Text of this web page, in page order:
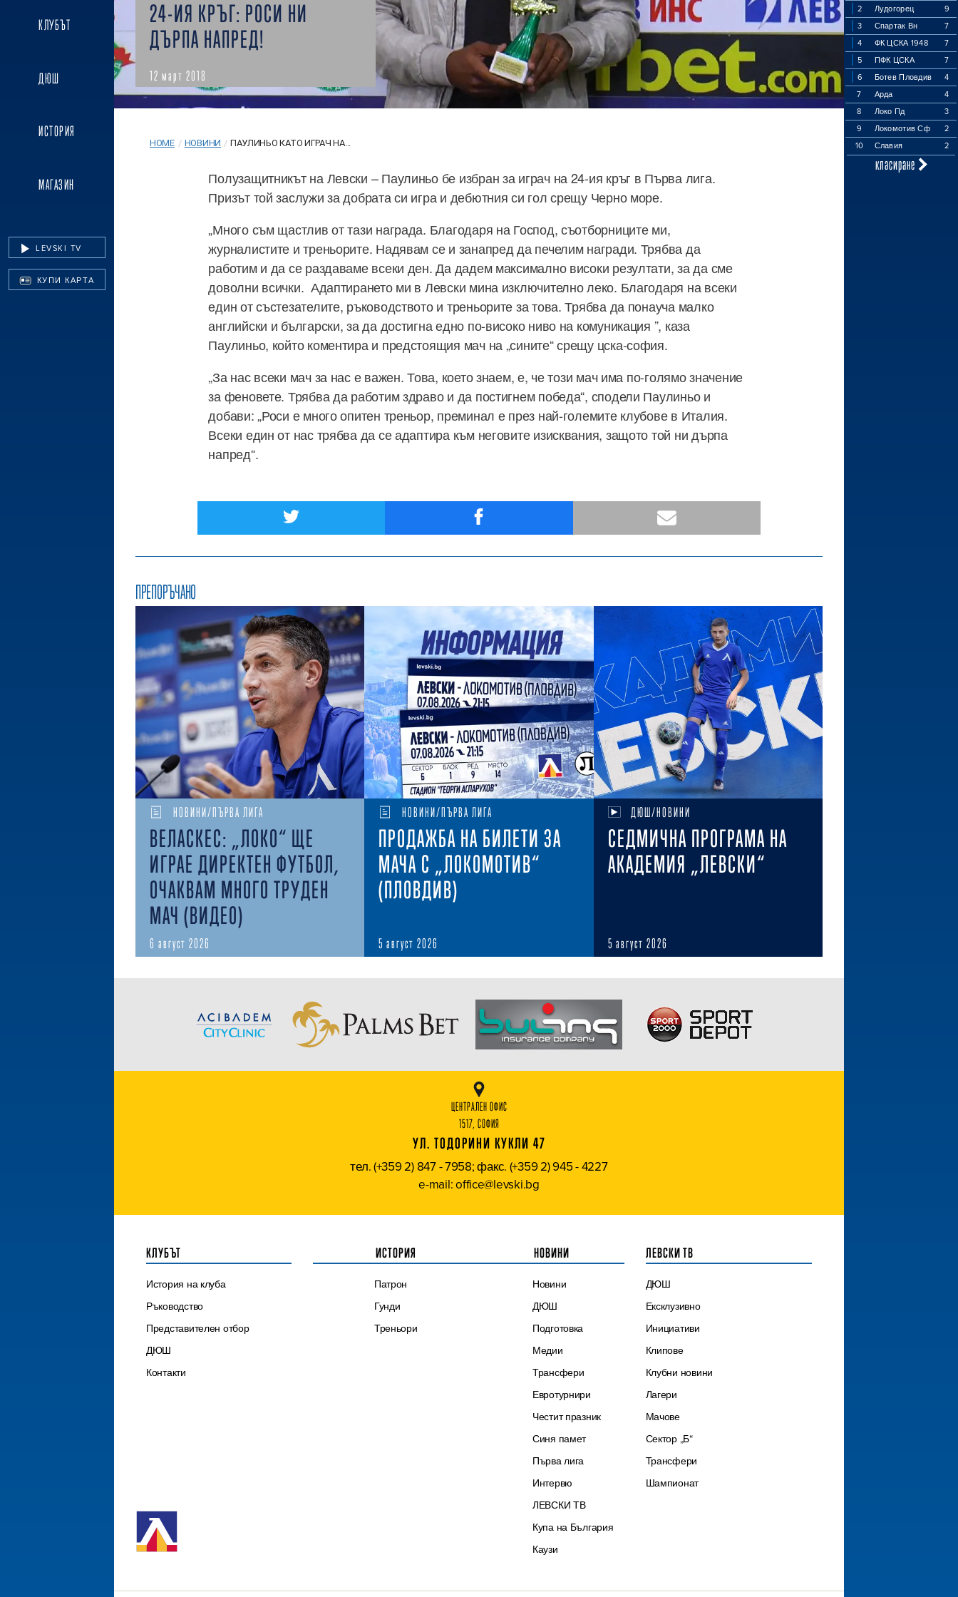
КЛУБЪТ
ДЮШ
ИСТОРИЯ
МАГАЗИН
LEVSKI TV
КУПИ КАРТА
2 Лудогорец
9
3
Спартак Вн
7
4
ФК ЦСКА 1948
7
5
ПФК ЦСКА
7
6
Ботев Пловдив
4
7
Арда
4
8
Локо Пд
3
9
Локомотив Сф
2
10
Славия 2
класиране
24-ИЯ КРЪГ: РОСИ НИ
ДЪРПА НАПРЕД!
12 март 2018
HOME / НОВИНИ / ПАУЛИНЬО КАТО ИГРАЧ НА...
Полузащитникът на Левски – Паулиньо бе избран за играч на 24-ия кръг в Първа лига.
Призът той заслужи за добрата си игра и дебютния си гол срещу Черно море.
„Много съм щастлив от тази награда. Благодаря на Господ, съотборниците ми,
журналистите и треньорите. Надявам се и занапред да печелим награди. Трябва да
работим и да се раздаваме всеки ден. Да дадем максимално високи резултати, за да сме
доволни всички. Адаптирането ми в Левски мина изключително леко. Благодаря на всеки
един от състезателите, ръководството и треньорите за това. Трябва да понауча малко
английски и български, за да достигна едно по-високо ниво на комуникация ”, каза
Паулиньо, който коментира и предстоящия мач на „сините“ срещу цска-софия.
„За нас всеки мач за нас е важен. Това, което знаем, е, че този мач има по-голямо значение
за феновете. Трябва да работим здраво и да постигнем победа“, сподели Паулиньо и
добави: „Роси е много опитен треньор, преминал е през най-големите клубове в Италия.
Всеки един от нас трябва да се адаптира към неговите изисквания, защото той ни дърпа
напред“.
ПРЕПОРЪЧАНО
НОВИНИ/ПЪРВА ЛИГА
ВЕЛАСКЕС: „ЛОКО“ ЩЕ
ИГРАЕ ДИРЕКТЕН ФУТБОЛ,
ОЧАКВАМ МНОГО ТРУДЕН
МАЧ (ВИДЕО)
6 август 2026
НОВИНИ/ПЪРВА ЛИГА
ПРОДАЖБА НА БИЛЕТИ ЗА
МАЧА С „ЛОКОМОТИВ“
(ПЛОВДИВ)
5 август 2026
ДЮШ/НОВИНИ
СЕДМИЧНА ПРОГРАМА НА
АКАДЕМИЯ „ЛЕВСКИ“
5 август 2026
ЦЕНТРАЛЕН ОФИС
1517, СОФИЯ
УЛ. ТОДОРИНИ КУКЛИ 47
тел. (+359 2) 847 - 7958; факс. (+359 2) 945 - 4227
e-mail: office@levski.bg
КЛУБЪТ
История на клуба
Ръководство
Представителен отбор
ДЮШ
Контакти
ИСТОРИЯ
Патрон
Гунди
Треньори
НОВИНИ
Новини
ДЮШ
Подготовка
Медии
Трансфери
Евротурнири
Честит празник
Синя памет
Първа лига
Интервю
ЛЕВСКИ ТВ
Купа на България
Каузи
ЛЕВСКИ ТВ
ДЮШ
Ексклузивно
Инициативи
Клипове
Клубни новини
Лагери
Мачове
Сектор „Б“
Трансфери
Шампионат